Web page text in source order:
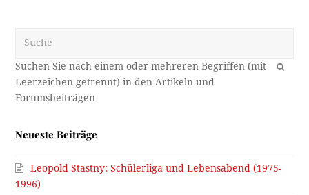
OK
Neueste Beiträge
Leopold Stastny: Schülerliga und Lebensabend (1975-
1996)